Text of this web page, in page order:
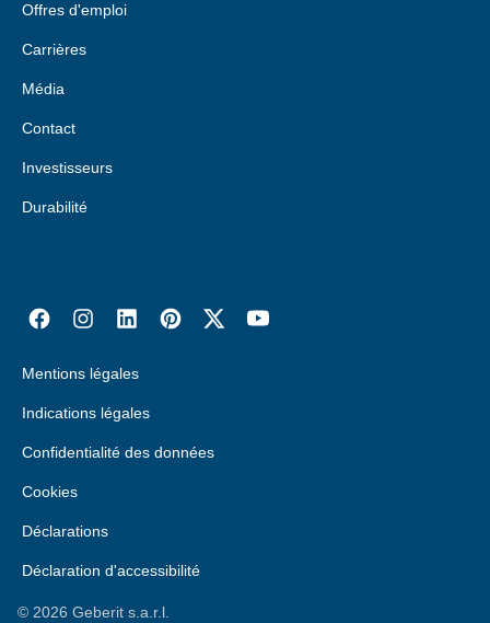
Offres d'emploi
Carrières
Média
Contact
Investisseurs
Durabilité
Mentions légales
Indications légales
Confidentialité des données
Cookies
Déclarations
Déclaration d'accessibilité
© 2026 Geberit s.a.r.l.